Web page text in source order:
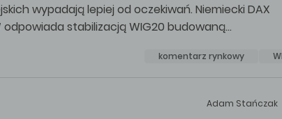
wypadają lepiej od oczekiwań. Niemiecki DAX
stabilizacją WIG20 budowaną…
komentarz rynkowy
Adam Stańczak